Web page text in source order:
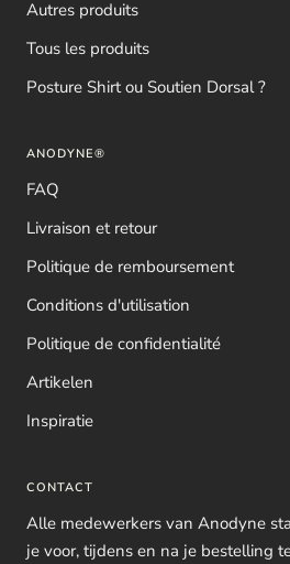
Autres produits
Tous les produits
Posture Shirt ou Soutien Dorsal ?
ANODYNE®
FAQ
Livraison et retour
Politique de remboursement
Conditions d'utilisation
Politique de confidentialité
Artikelen
Inspiratie
CONTACT
Alle medewerkers van Anodyne
je voor, tijdens en na je bestelling